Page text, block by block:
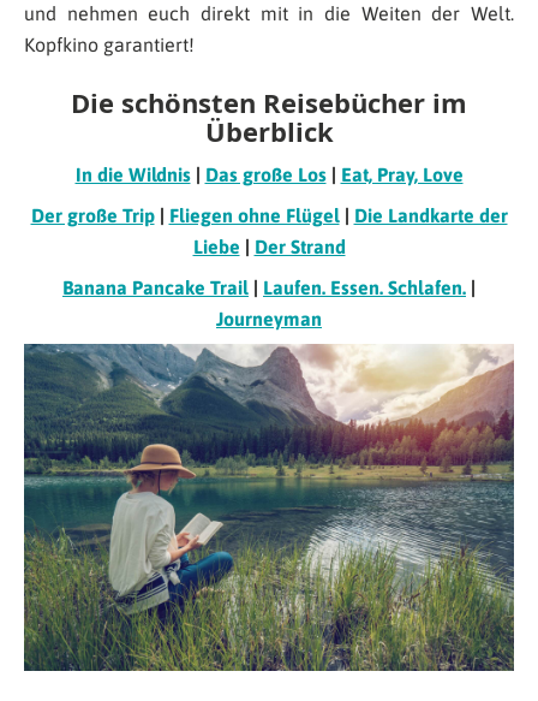
und nehmen euch direkt mit in die Weiten der Welt.
Kopfkino garantiert!
Die schönsten Reisebücher im
Überblick
In die Wildnis| Das große Los| Eat, Pray, Love
Der große Trip| Fliegen ohne Flügel| Die Landkarte der
Liebe | Der Strand
Banana Pancake Trail | Laufen. Essen. Schlafen. |
Journeyman